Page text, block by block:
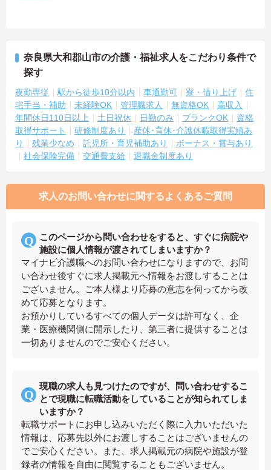
奈良県大和郡山市の介護・福祉求人をこだわり条件で
探す
夜勤専従 駅から徒歩10分以内 車通勤可 寮・借り上げ
住
宅手当・補助
未経験OK 管理職求人 無資格OK
高収入
年間休日110日以上
土日祝休 日勤のみ ブランクOK
資格
取得サポート
研修制度あり
産休･育休･介護休暇取得実績あ
り
残業少なめ 託児所・育児補助あり
ボーナス・賞与あり
社会保険完備
交通費支給 退職金制度あり
求人のお問い合わせに関するよくあるご質問
このページから問い合わせをすると、すぐに病院や
施設に個人情報が渡されてしまいますか？
マイナビ介護職へのお問い合わせになりますので、お問
い合わせ後すぐに求人掲載元へ情報をお渡しすることは
ございません。ご本人様より応募の意志を伺ってから改
めて応募となります。
お預かりしているすべての個人データは許可なく、企
業・医療機関側に開示したり、第三者に提供することは
一切ありませんのでご安心ください。
現職の求人も見つけたのですが、問い合わせするこ
とで現職に転職活動をしていることが知られてしま
いますか？
転職サポートにお申し込みいただく際に入力いただいた
情報は、応募先以外にお渡しすることはございませんの
でご安心ください。また、求人掲載元の病院や施設が登
録者の情報を自由に閲覧することもございません。